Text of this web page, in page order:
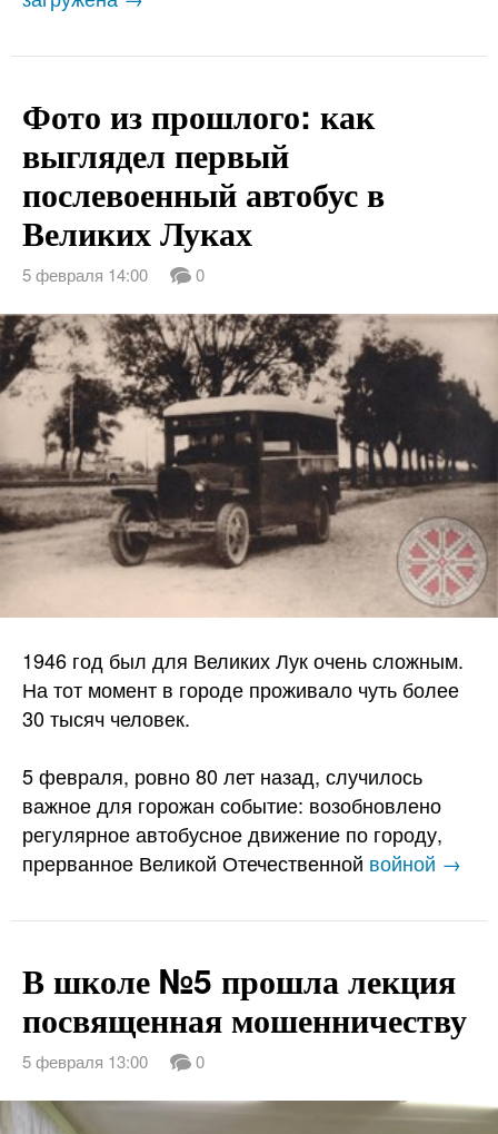
Фото из прошлого: как
выглядел первый
послевоенный автобус в
Великих Луках
5 февраля 14:00 0
1946 год был для Великих Лук очень сложным.
На тот момент в городе проживало чуть более
30 тысяч человек.
5 февраля, ровно 80 лет назад, случилось
важное для горожан событие: возобновлено
регулярное автобусное движение по городу,
прерванное Великой Отечественной войной →
В школе №5 прошла лекция
посвященная мошенничеству
5 февраля 13:00 0